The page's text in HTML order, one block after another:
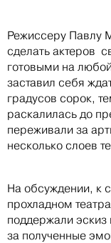
Режиссеру Павлу
сделать актеров
готовыми на
заставил себя
градусов сорок,
раскалилась до
переживали за
несколько слоев
На обсуждении, к
прохладном
поддержали эскиз
за полученные